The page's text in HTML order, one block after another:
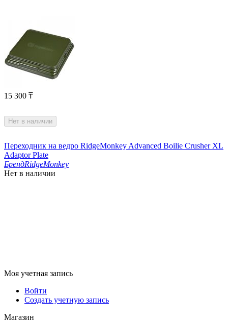
15 300 ₸
Нет в наличии
Переходник на ведро RidgeMonkey Advanced Boilie Crusher XL
Adaptor Plate
БрендRidgeMonkey
Нет в наличии
Моя учетная запись
Войти
Создать учетную запись
Магазин